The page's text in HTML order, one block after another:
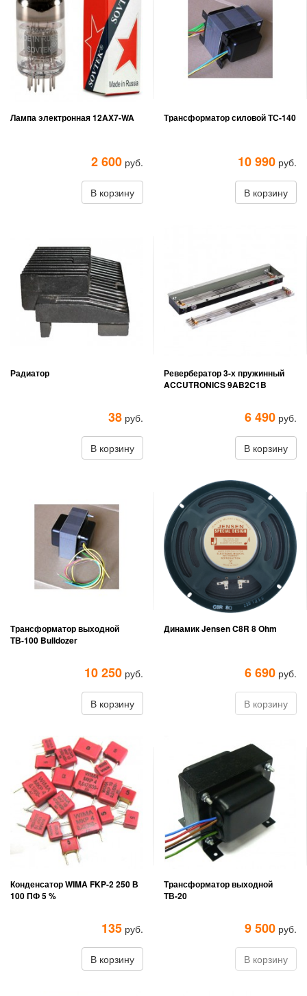
Лампа электронная 12AX7-WA
2 600 руб.
В корзину
Трансформатор силовой ТС-140
10 990 руб.
В корзину
Радиатор
38 руб.
В корзину
Ревербератор 3-х пружинный
ACCUTRONICS 9AB2C1B
6 490 руб.
В корзину
Трансформатор выходной
ТВ-100 Bulldozer
10 250 руб.
В корзину
Динамик Jensen C8R 8 Ohm
6 690 руб.
В корзину
Конденсатор WIMA FKP-2 250 В
100 ПФ 5 %
135 руб.
В корзину
Трансформатор выходной
ТВ-20
9 500 руб.
В корзину